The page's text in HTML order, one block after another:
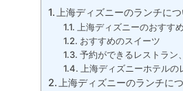
上海ディズニーのランチに
上海ディズニーのおすす
おすすめのスイーツ
予約ができるレストラン
上海ディズニーホテル
上海ディズニーのランチに